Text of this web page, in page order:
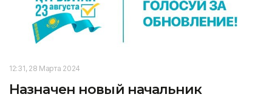
12:31, 28 Марта 2024
Назначен новый начальник